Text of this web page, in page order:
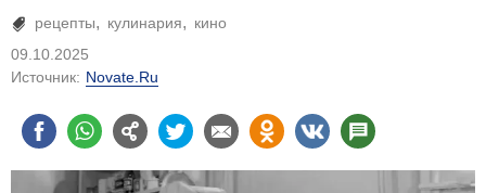
рецепты кулинария
кино
09.10.2025
Источник: Novate.Ru